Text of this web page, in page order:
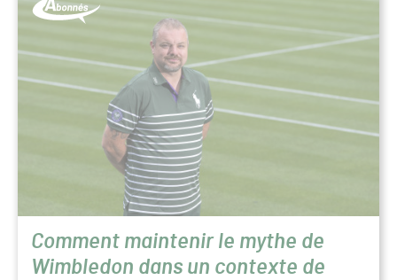
Comment maintenir le mythe de
Wimbledon dans un contexte de